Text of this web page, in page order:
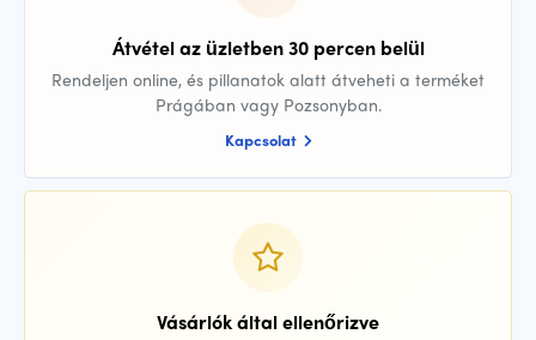
Átvétel az üzletben 30 percen belül
Rendeljen online, és pillanatok alatt átveheti a terméket
Prágában vagy Pozsonyban.
Kapcsolat
Vásárlók által ellenőrizve